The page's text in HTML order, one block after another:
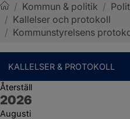
Sotenäs kommun
/ Kommun & politik /
/ Kallelser och protokoll
/ Kommunstyrelsens
KALLELSER & PROTOKOLL
Återställ
År:
2026
Augusti